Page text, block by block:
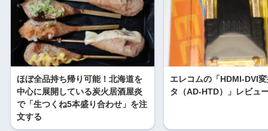
ほぼ全品持ち帰り可能！北海道を
中心に展開している炭火居酒屋炎
で「生つくね5本盛り合わせ」を注
文する
エレコムの「HDMI-DVI
タ（AD-HTD）」レビュ